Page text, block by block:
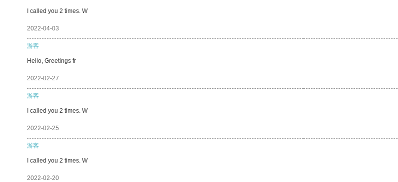
I called you 2 times. W
2022-04-03
游客
Hello, Greetings fr
2022-02-27
游客
I called you 2 times. W
2022-02-25
游客
I called you 2 times. W
2022-02-20